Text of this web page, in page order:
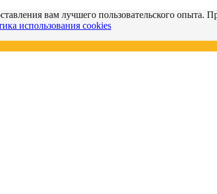
вам лучшего пользовательского опыта.
использования cookies